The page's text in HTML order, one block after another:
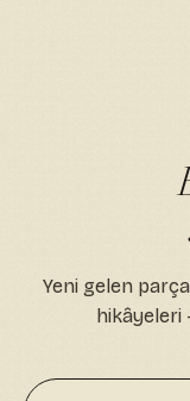
Yeni gelen
hikâyeleri